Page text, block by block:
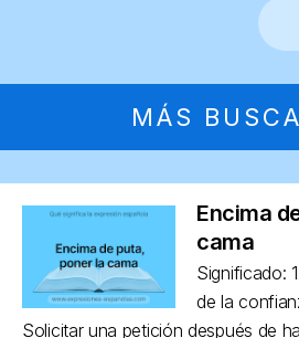
MÁS
Encima
cama
Significado:
de la
Solicitar una petición después de